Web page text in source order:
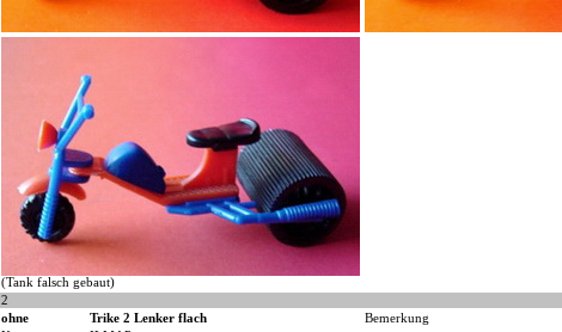
(Tank falsch gebaut)
2
ohne
Trike 2 Lenker flach
Bemerkung